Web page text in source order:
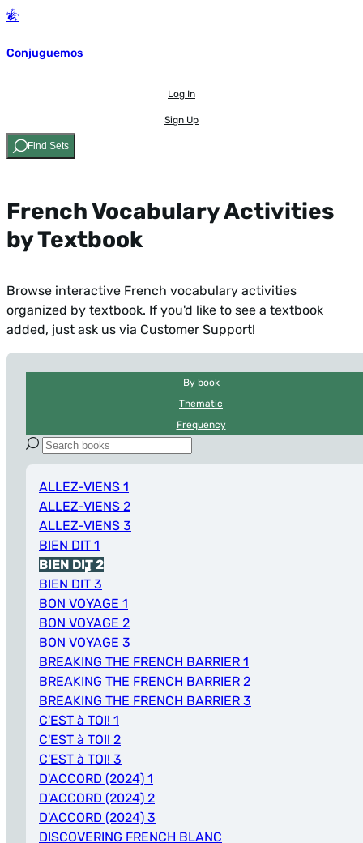
Conjuguemos
Log In
Sign Up
Find Sets
French Vocabulary Activities
by Textbook
Browse interactive French vocabulary activities
organized by textbook. If you'd like to see a textbook
added, just ask us via Customer Support!
By book
Thematic
Frequency
ALLEZ-VIENS 1
ALLEZ-VIENS 2
ALLEZ-VIENS 3
BIEN DIT 1
BIEN DIT 2
BIEN DIT 3
BON VOYAGE 1
BON VOYAGE 2
BON VOYAGE 3
BREAKING THE FRENCH BARRIER 1
BREAKING THE FRENCH BARRIER 2
BREAKING THE FRENCH BARRIER 3
C'EST à TOI! 1
C'EST à TOI! 2
C'EST à TOI! 3
D'ACCORD (2024) 1
D'ACCORD (2024) 2
D'ACCORD (2024) 3
DISCOVERING FRENCH BLANC